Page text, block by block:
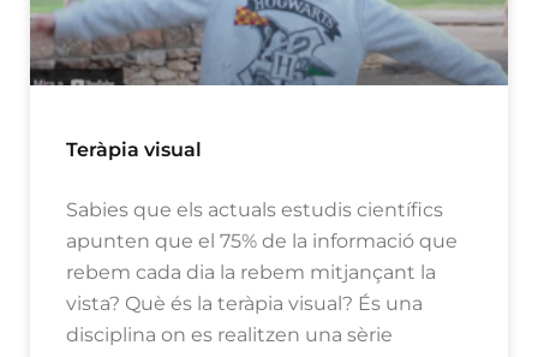
Teràpia visual
Sabies que els actuals estudis científics
apunten que el 75% de la informació que
rebem cada dia la rebem mitjançant la
vista? Què és la teràpia visual? És una
disciplina on es realitzen una sèrie